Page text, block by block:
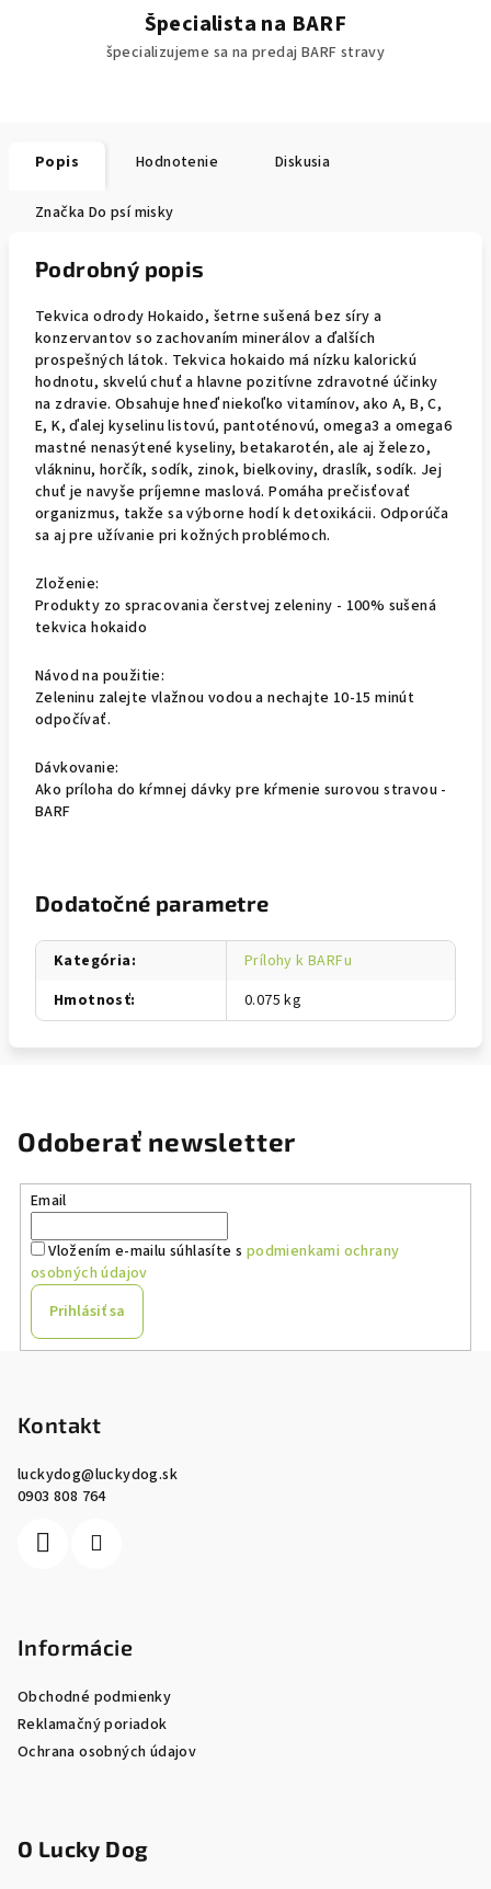
Špecialista na BARF
špecializujeme sa na predaj BARF stravy
Popis Hodnotenie Diskusia
Značka Do psí misky
Podrobný popis
Tekvica odrody Hokaido, šetrne sušená bez síry a
konzervantov so zachovaním minerálov a ďalších
prospešných látok. Tekvica hokaido má nízku kalorickú
hodnotu, skvelú chuť a hlavne pozitívne zdravotné účinky
na zdravie. Obsahuje hneď niekoľko vitamínov, ako A, B, C,
E, K, ďalej kyselinu listovú, pantoténovú, omega3 a omega6
mastné nenasýtené kyseliny, betakarotén, ale aj železo,
vlákninu, horčík, sodík, zinok, bielkoviny, draslík, sodík. Jej
chuť je navyše príjemne maslová. Pomáha prečisťovať
organizmus, takže sa výborne hodí k detoxikácii. Odporúča
sa aj pre užívanie pri kožných problémoch.
Zloženie:
Produkty zo spracovania čerstvej zeleniny - 100% sušená
tekvica hokaido
Návod na použitie:
Zeleninu zalejte vlažnou vodou a nechajte 10-15 minút
odpočívať.
Dávkovanie:
Ako príloha do kŕmnej dávky pre kŕmenie surovou stravou -
BARF
Dodatočné parametre
Kategória:
Prílohy k BARFu
Hmotnosť: 0.075 kg
Odoberať newsletter
Email
Vložením e-mailu súhlasíte s podmienkami ochrany
osobných údajov
Prihlásiť sa
Kontakt
luckydog@luckydog.sk
0903 808 764
Informácie
Obchodné podmienky
Reklamačný poriadok
Ochrana osobných údajov
O Lucky Dog